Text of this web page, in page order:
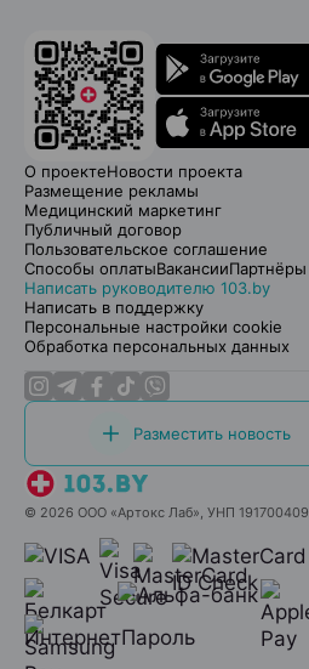
О проектеНовости проекта
Размещение рекламы
Медицинский маркетинг
Публичный договор
Пользовательское соглашение
Способы оплатыВакансииПартнёры
Написать руководителю 103.by
Написать в поддержку
Персональные настройки cookie
Обработка персональных данных
Разместить новость
© 2026 ООО «Артокс Лаб», УНП 191700409